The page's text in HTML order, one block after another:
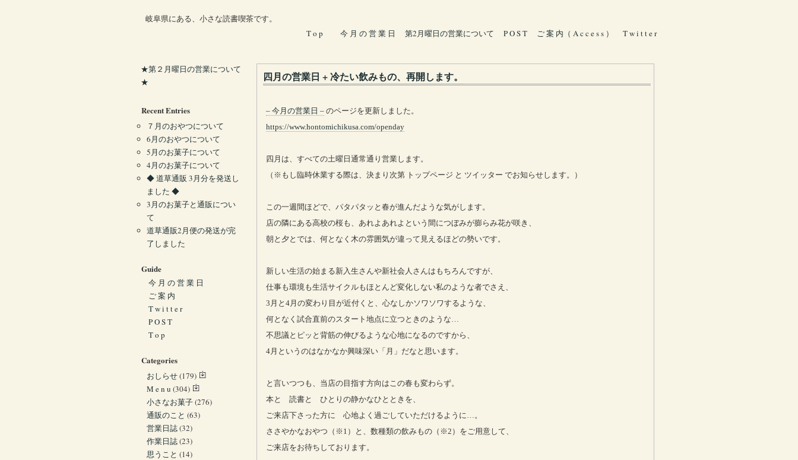
岐阜県にある、小さな読書喫茶です。
T o p
今 月 の 営 業 日 第2月曜日の営業について P O S T ご 案 内（ A c c e s s ） T w i t t e r
四月の営業日 + 冷たい飲みもの、再開します。
– 今月の営業日 – のページを更新しました。
https://www.hontomichikusa.com/openday
四月は、すべての土曜日通常通り営業します。
（※もし臨時休業する際は、決まり次第 トップページ と ツイッター でお知らせします。）
この一週間ほどで、パタパタッと春が進んだような気がします。
店の隣にある高校の桜も、あれよあれよという間につぼみが膨らみ花が咲き、
朝と夕とでは、何となく木の雰囲気が違って見えるほどの勢いです。
新しい生活の始まる新入生さんや新社会人さんはもちろんですが、
仕事も環境も生活サイクルもほとんど変化しない私のような者でさえ、
3月と4月の変わり目が近付くと、心なしかソワソワするような、
何となく試合直前のスタート地点に立つときのような…
不思議とピッと背筋の伸びるような心地になるのですから、
4月というのはなかなか興味深い「月」だなと思います。
と言いつつも、当店の目指す方向はこの春も変わらず。
本と 読書と ひとりの静かなひとときを、
ご来店下さった方に 心地よく過ごしていただけるように…。
ささやかなおやつ（※1）と、数種類の飲みもの（※2）をご用意して、
ご来店をお待ちしております。
★第２月曜日の営業について
★
Recent Entries
７月のおやつについて
6月のおやつについて
5月のお菓子について
4月のお菓子について
◆ 道草通販 3月分を発送し
ました ◆
3月のお菓子と通販につい
て
道草通販2月便の発送が完
了しました
Guide
今 月 の 営 業 日
ご 案 内
T w i t t e r
P O S T
T o p
Categories
おしらせ(179)
M e n u (304)
小さなお菓子(276)
通販のこと (63)
営業日誌(32)
作業日誌(23)
思うこと (14)